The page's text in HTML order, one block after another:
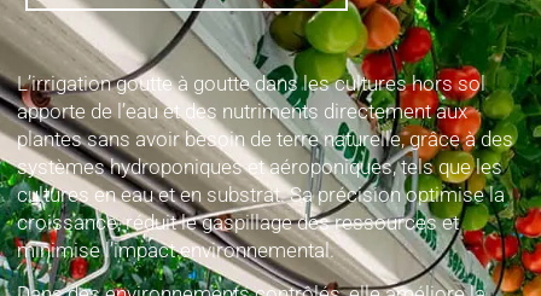
L’irrigation goutte à goutte dans les cultures hors sol
apporte de l’eau et des nutriments directement aux
plantes sans avoir besoin de terre naturelle, grâce à des
systèmes hydroponiques et aéroponiques, tels que les
cultures en eau et en substrat. Sa précision optimise la
croissance, réduit le gaspillage des ressources et
minimise l’impact environnemental.